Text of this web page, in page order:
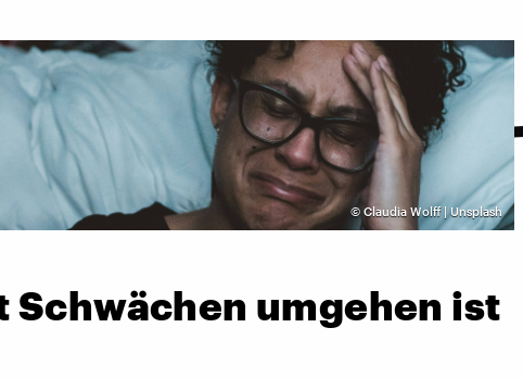
© Claudia Wolff | Unsplash
Schwächen umgehen ist